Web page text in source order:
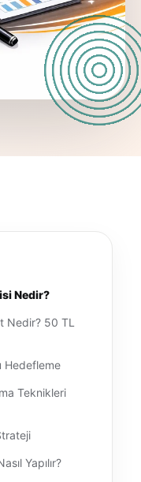
Nedir?
Nedir? 50 TL
Hedefleme
Teknikleri
Yapılır?